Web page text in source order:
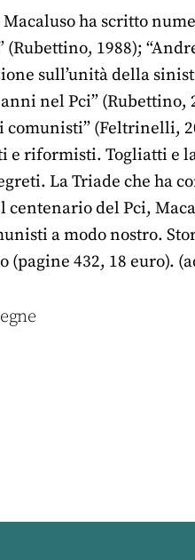
ha scritto
(Rubettino, 1988);
sull’unità della
anni nel Pci”
comunisti” (Feltrinelli,
e riformisti. Togliatti e
La Triade che ha
centenario del Pci,
a modo nostro.
(pagine 432, 18 euro).